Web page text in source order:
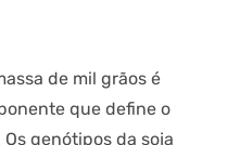
de mil grãos é
que define o
genótipos da soja